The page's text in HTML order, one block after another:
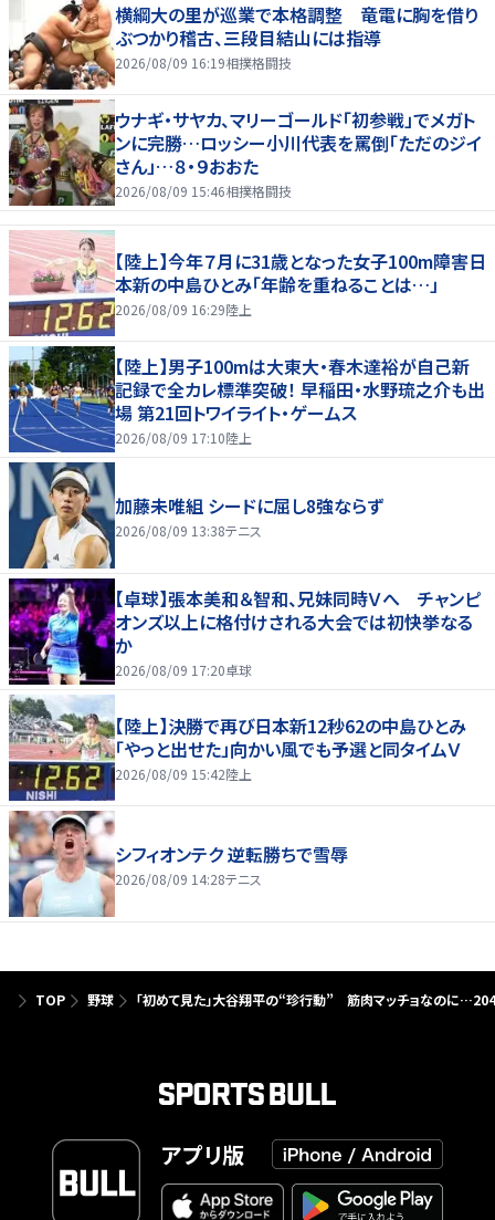
横綱大の里が巡業で本格調整 竜電に胸を借り
ぶつかり稽古、三段目結山には指導
2026/08/09 16:19相撲格闘技
ウナギ・サヤカ、マリーゴールド「初参戦」でメガト
ンに完勝…ロッシー小川代表を罵倒「ただのジイ
さん」…８・９おおた
2026/08/09 15:46相撲格闘技
【陸上】今年７月に31歳となった女子100m障害日
本新の中島ひとみ「年齢を重ねることは…」
2026/08/09 16:29陸上
【陸上】男子100mは大東大・春木達裕が自己新
記録で全カレ標準突破！ 早稲田・水野琉之介も出
場 第21回トワイライト・ゲームス
2026/08/09 17:10陸上
加藤未唯組 シードに屈し8強ならず
2026/08/09 13:38テニス
【卓球】張本美和＆智和、兄妹同時Ｖへ チャンピ
オンズ以上に格付けされる大会では初快挙なる
か
2026/08/09 17:20卓球
【陸上】決勝で再び日本新12秒62の中島ひとみ
「やっと出せた」向かい風でも予選と同タイムＶ
2026/08/09 15:42陸上
シフィオンテク 逆転勝ちで雪辱
2026/08/09 14:28テニス
TOP 野球 「初めて見た」大谷翔平の“珍行動” 筋肉マッチョなのに
アプリ版